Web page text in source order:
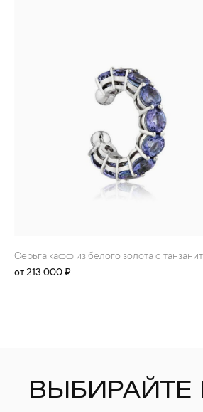
МУЖЧИНАМ
ХРУСТАЛЬ И ФАРФОР
Серьга кафф из белого золота с
от 213 000 ₽
ВЫБИРАЙТЕ